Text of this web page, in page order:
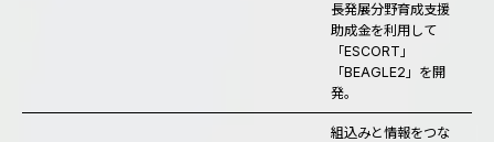
長発展分野育成支援
助成金を利用して
「ESCORT」
「BEAGLE2」を開
発。
組込みと情報をつな